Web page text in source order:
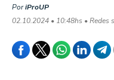
PoriProUP
02.10.2024 • 10:48hs • Redes